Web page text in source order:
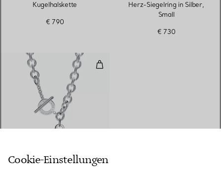
Kugelhalskette
€ 790
Herz-Siegelring in Silber,
Small
€ 730
Halskette mit Herzanhänger
Cookie-Einstellungen